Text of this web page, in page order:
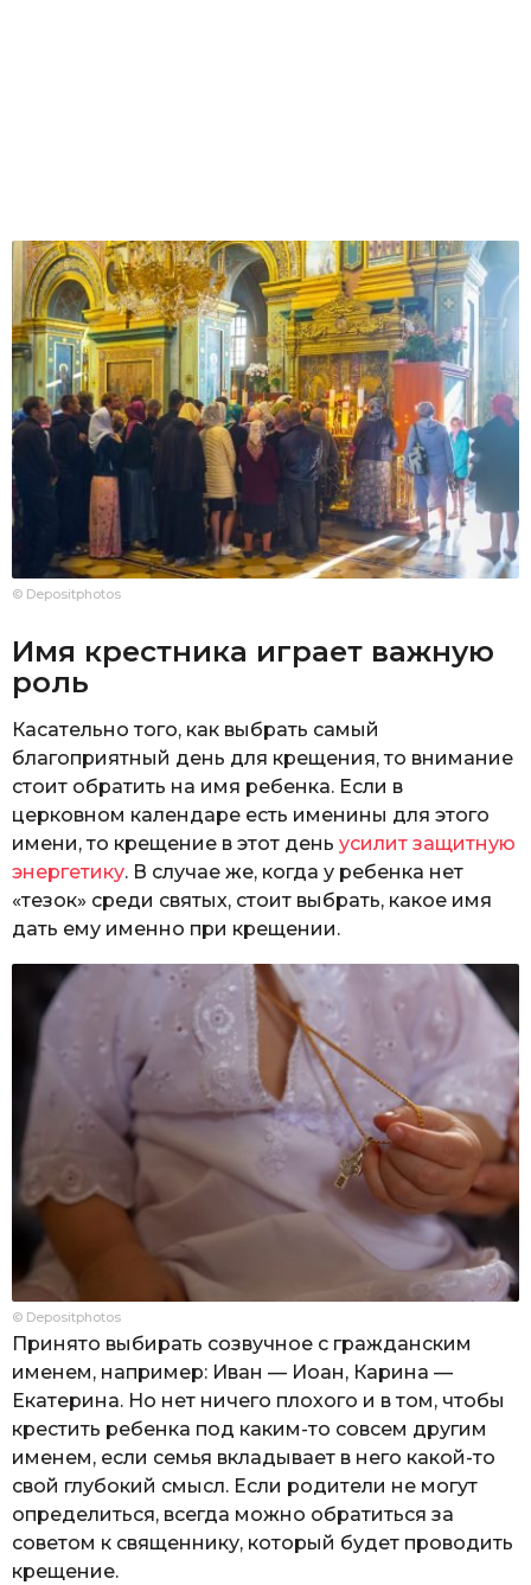
© Depositphotos
Имя крестника играет важную
роль
Касательно того, как выбрать самый
благоприятный день для крещения, то внимание
стоит обратить на имя ребенка. Если в
церковном календаре есть именины для этого
имени, то крещение в этот день усилит защитную
энергетику. В случае же, когда у ребенка нет
«тезок» среди святых, стоит выбрать, какое имя
дать ему именно при крещении.
© Depositphotos
Принято выбирать созвучное с гражданским
именем, например: Иван — Иоан, Карина —
Екатерина. Но нет ничего плохого и в том, чтобы
крестить ребенка под каким-то совсем другим
именем, если семья вкладывает в него какой-то
свой глубокий смысл. Если родители не могут
определиться, всегда можно обратиться за
советом к священнику, который будет проводить
крещение.